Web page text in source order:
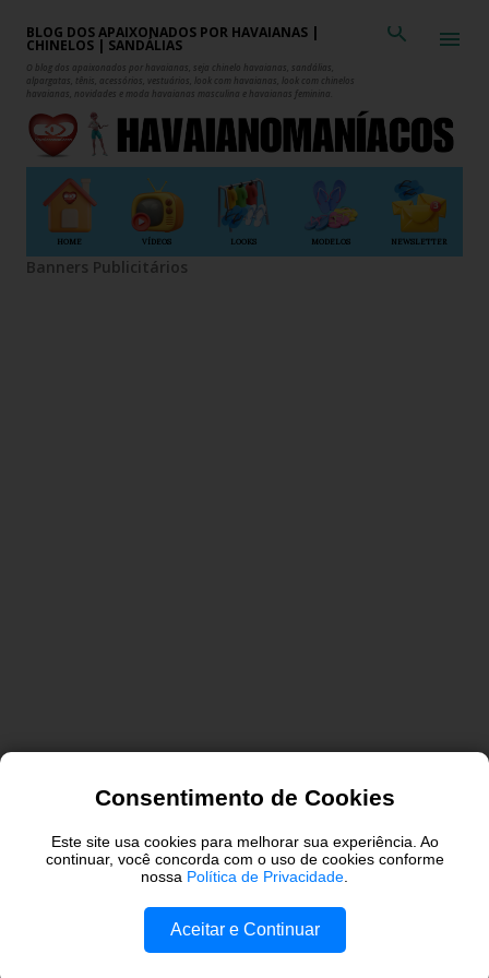
Pular para o conteúdo principal
BLOG DOS APAIXONADOS POR HAVAIANAS |
CHINELOS | SANDÁLIAS
O blog dos apaixonados por havaianas, seja chinelo havaianas, sandálias,
alpargatas, tênis, acessórios, vestuários, look com havaianas, look com chinelos
havaianas, novidades e moda havaianas masculina e havaianas feminina.
HOME VÍDEOS LOOKS MODELOS NEWSLETTER
Banners Publicitários
Mostrando postagens de
outubro, 2016
MOSTRAR TUDO
Consentimento de Cookies
Este site usa cookies para melhorar sua experiência. Ao
continuar, você concorda com o uso de cookies conforme
nossa Política de Privacidade
Aceitar e Continuar